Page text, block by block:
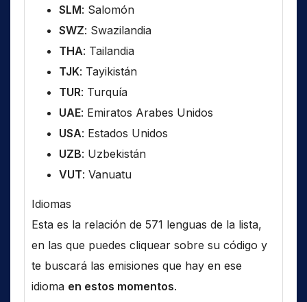
SLM: Salomón
SWZ: Swazilandia
THA: Tailandia
TJK: Tayikistán
TUR: Turquía
UAE: Emiratos Arabes Unidos
USA: Estados Unidos
UZB: Uzbekistán
VUT: Vanuatu
Idiomas
Esta es la relación de 571 lenguas de la lista,
en las que puedes cliquear sobre su código y
te buscará las emisiones que hay en ese
idioma en estos momentos.